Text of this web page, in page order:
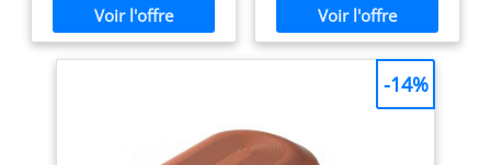
Polyvalent avec 6
programmes automatiques
+ mode manuel Cuisson
encore. Chauffage
napolitaine directement
chez vous PIERRE
RÉFRACTAIRE : fabriquée
à de très hautes
températures, la pierre
cuisson rapide, constante et
-14%